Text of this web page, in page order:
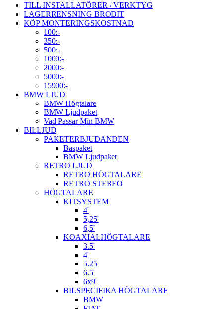
TILL INSTALLATÖRER / VERKTYG
LAGERRENSNING BRODIT
KÖP MONTERINGSKOSTNAD
100:-
350:-
500:-
1000:-
2000:-
5000:-
15900:-
BMW LJUD
BMW Högtalare
BMW Ljudpaket
Vad Passar Min BMW
BILLJUD
PAKETERBJUDANDEN
Baspaket
BMW Ljudpaket
RETRO LJUD
RETRO HÖGTALARE
RETRO STEREO
HÖGTALARE
KITSYSTEM
4'
5,25'
6,5'
KOAXIALHÖGTALARE
3.5'
4'
5.25'
6.5'
6x9'
BILSPECIFIKA HÖGTALARE
BMW